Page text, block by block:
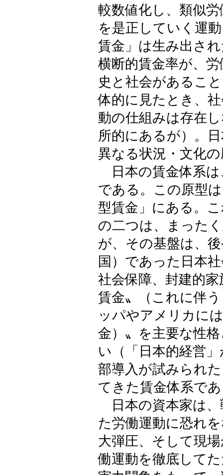
較数値化し、類似
を是正していく運
賃金」は生み出さ
横断的賃金率が、
史と社会があるこ
体的に見たとき、
動の仕組みは存在
所的にあるが）。
異なる状況・文化
日本の賃金体系は
である。この原型
型賃金」にある。
の二つは、まった
が、その基盤は、
国）であった日本
社会保障、封建的
賃金〟（これに伴
ッパやアメリカに
金）〟を主要な性
い（「日本的経営
部導入が試みられ
てきた賃金体系で
日本の資本家は、
た労働運動に恐れ
大弾圧、そして現
働運動を徹底して